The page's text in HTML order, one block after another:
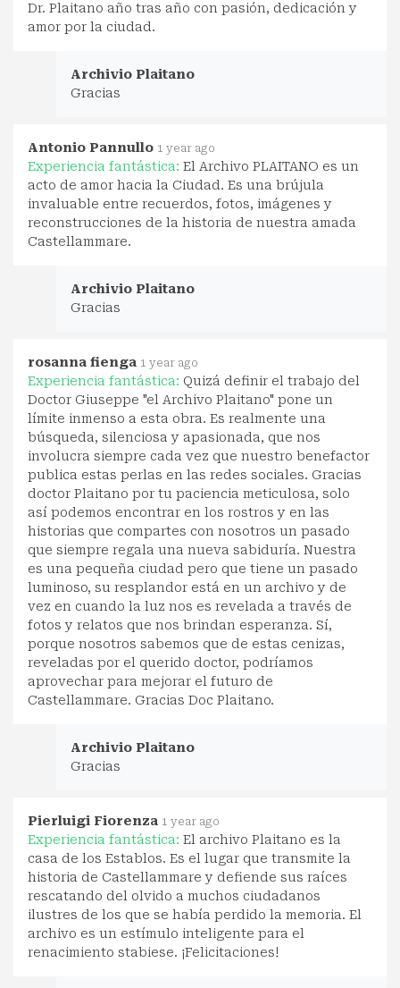
Dr. Plaitano año tras año con pasión, dedicación y
amor por la ciudad.
Archivio Plaitano
Gracias
Antonio Pannullo 1 year ago
Experiencia fantástica: El Archivo PLAITANO es un
acto de amor hacia la Ciudad. Es una brújula
invaluable entre recuerdos, fotos, imágenes y
reconstrucciones de la historia de nuestra amada
Castellammare.
Archivio Plaitano
Gracias
rosanna fienga 1 year ago
Experiencia fantástica: Quizá definir el trabajo del
Doctor Giuseppe "el Archivo Plaitano" pone un
límite inmenso a esta obra. Es realmente una
búsqueda, silenciosa y apasionada, que nos
involucra siempre cada vez que nuestro benefactor
publica estas perlas en las redes sociales. Gracias
doctor Plaitano por tu paciencia meticulosa, solo
así podemos encontrar en los rostros y en las
historias que compartes con nosotros un pasado
que siempre regala una nueva sabiduría. Nuestra
es una pequeña ciudad pero que tiene un pasado
luminoso, su resplandor está en un archivo y de
vez en cuando la luz nos es revelada a través de
fotos y relatos que nos brindan esperanza. Sí,
porque nosotros sabemos que de estas cenizas,
reveladas por el querido doctor, podríamos
aprovechar para mejorar el futuro de
Castellammare. Gracias Doc Plaitano.
Archivio Plaitano
Gracias
Pierluigi Fiorenza 1 year ago
Experiencia fantástica: El archivo Plaitano es la
casa de los Establos. Es el lugar que transmite la
historia de Castellammare y defiende sus raíces
rescatando del olvido a muchos ciudadanos
ilustres de los que se había perdido la memoria. El
archivo es un estímulo inteligente para el
renacimiento stabiese. ¡Felicitaciones!